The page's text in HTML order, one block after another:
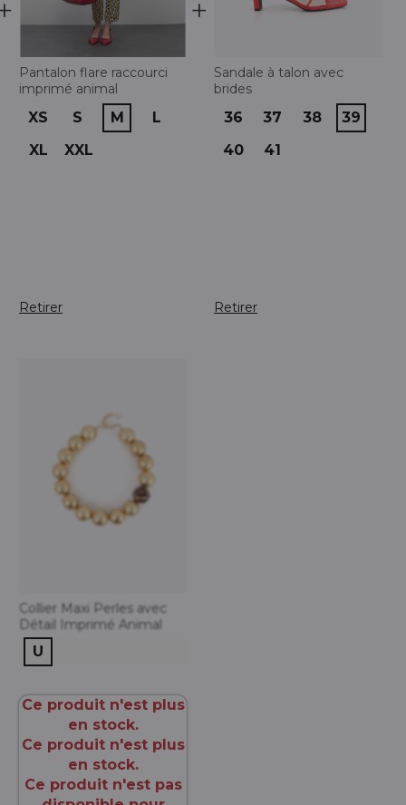
Pantalon flare raccourci
imprimé animal
XS S M
L
XL
XXL
Retirer
Sandale à talon avec
brides
36 37 38
39
40
41
Retirer
Collier Maxi Perles avec
Détail Imprimé Animal
U
Ce produit n'est plus
en stock.
Ce produit n'est plus
en stock.
Ce produit n'est pas